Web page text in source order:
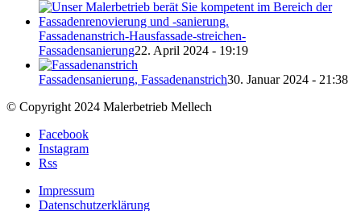
Fassadenanstrich-Hausfassade-streichen-
Fassadensanierung22. April 2024 - 19:19
Fassadensanierung, Fassadenanstrich30. Januar 2024 - 21:38
© Copyright 2024 Malerbetrieb Mellech
Facebook
Instagram
Rss
Impressum
Datenschutzerklärung